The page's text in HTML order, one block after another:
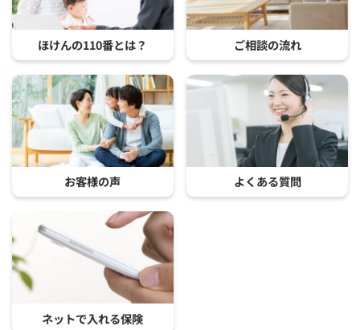
ほけんの110番とは？ ご相談の流れ
お客様の声 よくある質問
ネットで入れる保険